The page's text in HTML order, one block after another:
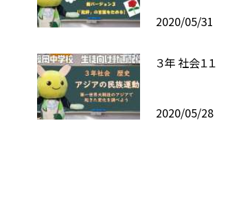
2020/05/31
３年 社会１１
2020/05/28